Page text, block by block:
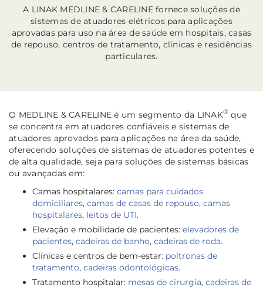
A LINAK MEDLINE & CARELINE fornece soluções de
sistemas de atuadores elétricos para aplicações
aprovadas para uso na área de saúde em hospitais, casas
de repouso, centros de tratamento, clínicas e residências
particulares.
O MEDLINE & CARELINE é um segmento da LINAK® que
se concentra em atuadores confiáveis e sistemas de
atuadores aprovados para aplicações na área da saúde,
oferecendo soluções de sistemas de atuadores potentes e
de alta qualidade, seja para soluções de sistemas básicas
ou avançadas em:
Camas hospitalares: camas para cuidados
domiciliares, camas de casas de repouso, camas
hospitalares, leitos de UTI.
Elevação e mobilidade de pacientes: elevadores de
pacientes, cadeiras de banho, cadeiras de roda.
Clínicas e centros de bem-estar: poltronas de
tratamento, cadeiras odontológicas.
Tratamento hospitalar: mesas de cirurgia, cadeiras de